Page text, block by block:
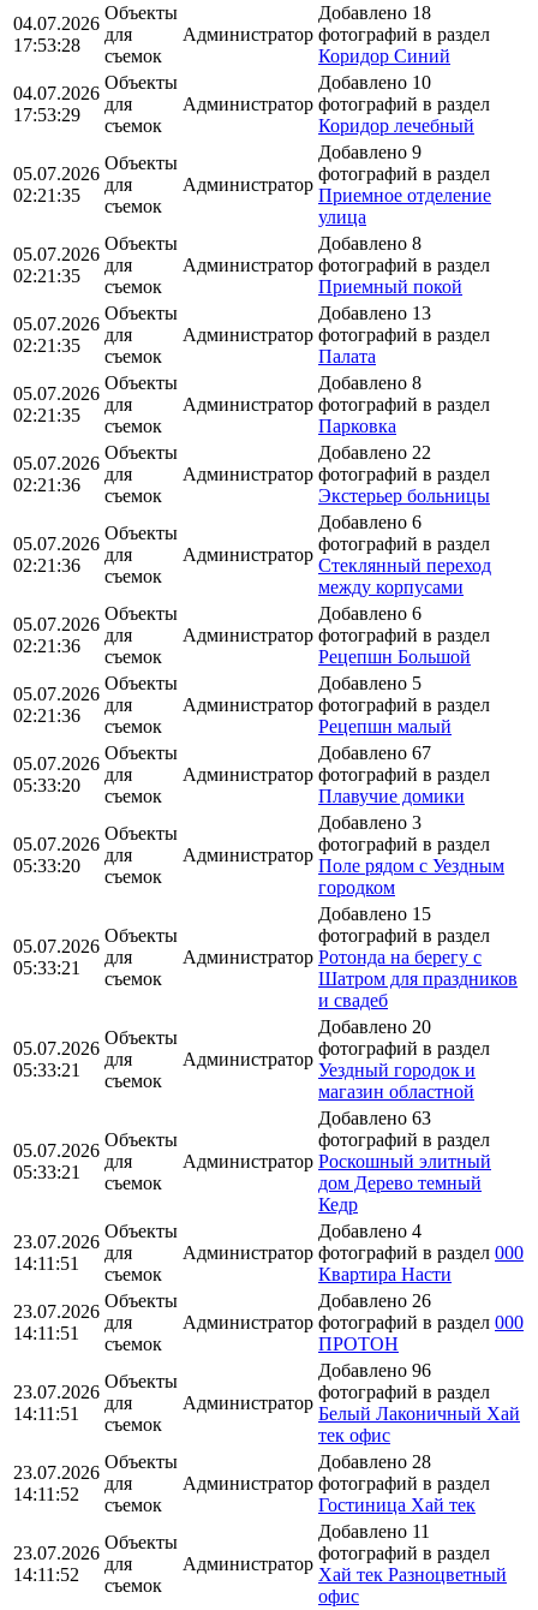
04.07.2026
17:53:28
Объекты
для
съемок
Администратор
Добавлено 18
фотографий в раздел
Коридор Синий
04.07.2026
17:53:29
Объекты
для
съемок
Администратор
Добавлено 10
фотографий в раздел
Коридор лечебный
05.07.2026
02:21:35
Объекты
для
съемок
Администратор
Добавлено 9
фотографий в раздел
Приемное отделение
улица
05.07.2026
02:21:35
Объекты
для
съемок
Администратор
Добавлено 8
фотографий в раздел
Приемный покой
05.07.2026
02:21:35
Объекты
для
съемок
Администратор
Добавлено 13
фотографий в раздел
Палата
05.07.2026
02:21:35
Объекты
для
съемок
Администратор
Добавлено 8
фотографий в раздел
Парковка
05.07.2026
02:21:36
Объекты
для
съемок
Администратор
Добавлено 22
фотографий в раздел
Экстерьер больницы
05.07.2026
02:21:36
Объекты
для
съемок
Администратор
Добавлено 6
фотографий в раздел
Стеклянный переход
между корпусами
05.07.2026
02:21:36
Объекты
для
съемок
Администратор
Добавлено 6
фотографий в раздел
Рецепшн Большой
05.07.2026
02:21:36
Объекты
для
съемок
Администратор
Добавлено 5
фотографий в раздел
Рецепшн малый
05.07.2026
05:33:20
Объекты
для
съемок
Администратор
Добавлено 67
фотографий в раздел
Плавучие домики
05.07.2026
05:33:20
Объекты
для
съемок
Администратор
Добавлено 3
фотографий в раздел
Поле рядом с Уездным
городком
05.07.2026
05:33:21
Объекты
для
съемок
Администратор
Добавлено 15
фотографий в раздел
Ротонда на берегу с
Шатром для праздников
и свадеб
05.07.2026
05:33:21
Объекты
для
съемок
Администратор
Добавлено 20
фотографий в раздел
Уездный городок и
магазин областной
05.07.2026
05:33:21
Объекты
для
съемок
Администратор
Добавлено 63
фотографий в раздел
Роскошный элитный
дом Дерево темный
Кедр
23.07.2026
14:11:51
Объекты
для
съемок
Администратор
Добавлено 4
фотографий в раздел 000
Квартира Насти
23.07.2026
14:11:51
Объекты
для
съемок
Администратор
Добавлено 26
фотографий в раздел 000
ПРОТОН
23.07.2026
14:11:51
Объекты
для
съемок
Администратор
Добавлено 96
фотографий в раздел
Белый Лаконичный Хай
тек офис
23.07.2026
14:11:52
Объекты
для
съемок
Администратор
Добавлено 28
фотографий в раздел
Гостиница Хай тек
23.07.2026
14:11:52
Объекты
для
съемок
Администратор
Добавлено 11
фотографий в раздел
Хай тек Разноцветный
офис